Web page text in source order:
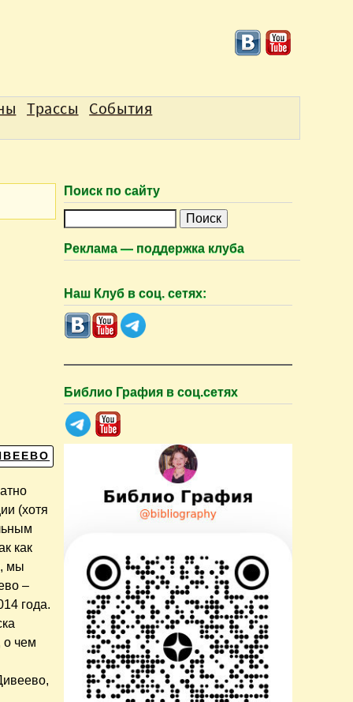
(хотя
как
мы
–
года.
о чем
Трассы События
Поиск по сайту
и
к
Реклама — поддержка клуба
Наш Клуб в соц. сетях:
Библио Графия в соц.сетях